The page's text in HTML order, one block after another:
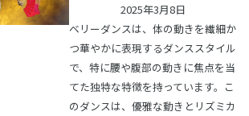
2025年3月8日
ベリーダンスは、体の動きを繊細か
つ華やかに表現するダンススタイル
で、特に腰や腹部の動きに焦点を当
てた独特な特徴を持っています。こ
のダンスは、優雅な動きとリズミカ